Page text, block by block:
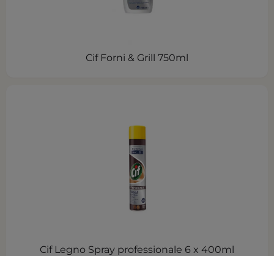
Cif Forni & Grill 750ml
Cif Legno Spray professionale 6 x 400ml